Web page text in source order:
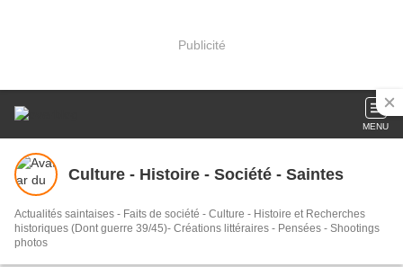
Publicité
MENU
Culture - Histoire - Société - Saintes
Actualités saintaises - Faits de société - Culture - Histoire et Recherches
historiques (Dont guerre 39/45)- Créations littéraires - Pensées - Shootings
photos